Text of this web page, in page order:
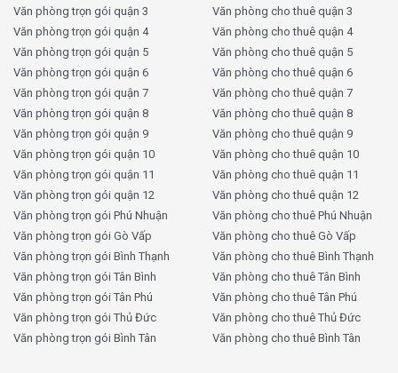
Văn phòng trọn gói quận 3
Văn phòng trọn gói quận 4
Văn phòng trọn gói quận 5
Văn phòng trọn gói quận 6
Văn phòng trọn gói quận 7
Văn phòng trọn gói quận 8
Văn phòng trọn gói quận 9
Văn phòng trọn gói quận 10
Văn phòng trọn gói quận 11
Văn phòng trọn gói quận 12
Văn phòng trọn gói Phú Nhuận
Văn phòng trọn gói Gò Vấp
Văn phòng trọn gói Bình Thạnh
Văn phòng trọn gói Tân Bình
Văn phòng trọn gói Tân Phú
Văn phòng trọn gói Thủ Đức
Văn phòng trọn gói Bình Tân
Văn phòng cho thuê quận 3
Văn phòng cho thuê quận 4
Văn phòng cho thuê quận 5
Văn phòng cho thuê quận 6
Văn phòng cho thuê quận 7
Văn phòng cho thuê quận 8
Văn phòng cho thuê quận 9
Văn phòng cho thuê quận 10
Văn phòng cho thuê quận 11
Văn phòng cho thuê quận 12
Văn phòng cho thuê Phú Nhuận
Văn phòng cho thuê Gò Vấp
Văn phòng cho thuê Bình Thạnh
Văn phòng cho thuê Tân Bình
Văn phòng cho thuê Tân Phú
Văn phòng cho thuê Thủ Đức
Văn phòng cho thuê Bình Tân